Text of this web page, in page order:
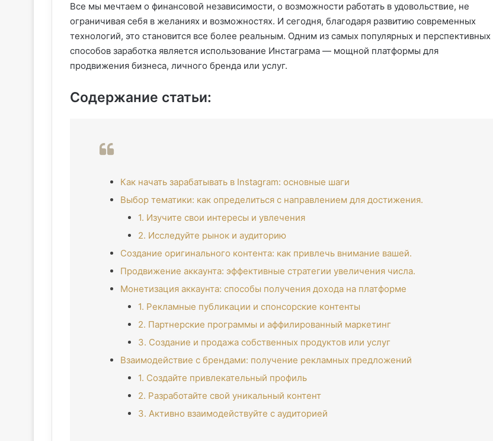
Все мы мечтаем о финансовой независимости, о возможности работать в удовольствие, не
ограничивая себя в желаниях и возможностях. И сегодня, благодаря развитию современных
технологий, это становится все более реальным. Одним из самых популярных и перспективных
способов заработка является использование Инстаграма — мощной платформы для
продвижения бизнеса, личного бренда или услуг.
Содержание статьи:
Как начать зарабатывать в Instagram: основные шаги
Выбор тематики: как определиться с направлением для достижения.
1. Изучите свои интересы и увлечения
2. Исследуйте рынок и аудиторию
Создание оригинального контента: как привлечь внимание вашей.
Продвижение аккаунта: эффективные стратегии увеличения числа.
Монетизация аккаунта: способы получения дохода на платформе
1. Рекламные публикации и спонсорские контенты
2. Партнерские программы и аффилированный маркетинг
3. Создание и продажа собственных продуктов или услуг
Взаимодействие с брендами: получение рекламных предложений
1. Создайте привлекательный профиль
2. Разработайте свой уникальный контент
3. Активно взаимодействуйте с аудиторией